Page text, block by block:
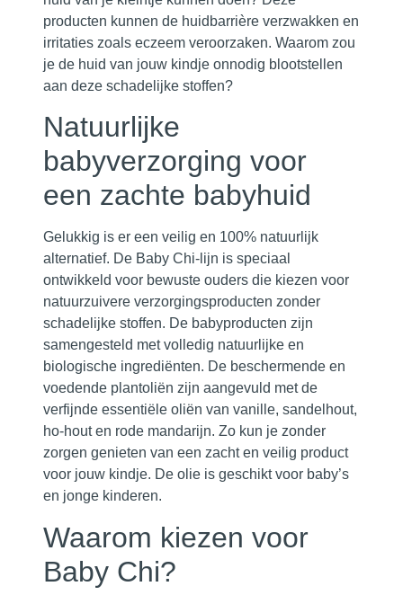
producten kunnen de huidbarrière verzwakken en
irritaties zoals eczeem veroorzaken. Waarom zou
je de huid van jouw kindje onnodig blootstellen
aan deze schadelijke stoffen?
Natuurlijke
babyverzorging voor
een zachte babyhuid
Gelukkig is er een veilig en 100% natuurlijk
alternatief. De Baby Chi-lijn is speciaal
ontwikkeld voor bewuste ouders die kiezen voor
natuurzuivere verzorgingsproducten zonder
schadelijke stoffen. De babyproducten zijn
samengesteld met volledig natuurlijke en
biologische ingrediënten. De beschermende en
voedende plantoliën zijn aangevuld met de
verfijnde essentiële oliën van vanille, sandelhout,
ho-hout en rode mandarijn. Zo kun je zonder
zorgen genieten van een zacht en veilig product
voor jouw kindje. De olie is geschikt voor baby’s
en jonge kinderen.
Waarom kiezen voor
Baby Chi?